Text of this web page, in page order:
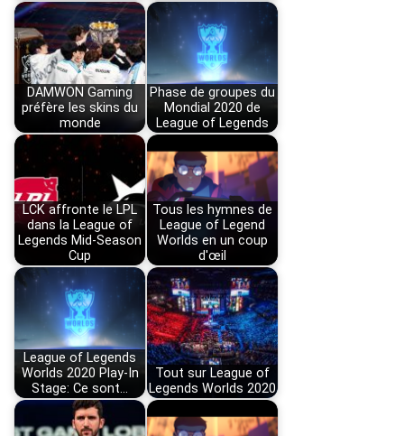
DAMWON Gaming
préfère les skins du
monde
Phase de groupes du
Mondial 2020 de
League of Legends
LCK affronte le LPL
dans la League of
Legends Mid-Season
Cup
Tous les hymnes de
League of Legend
Worlds en un coup
d'œil
League of Legends
Worlds 2020 Play-In
Stage: Ce sont…
Tout sur League of
Legends Worlds 2020